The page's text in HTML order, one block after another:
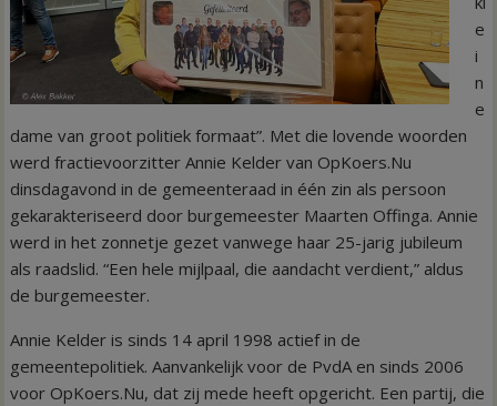
e
i
n
e
dame van groot politiek formaat”. Met die lovende woorden
werd fractievoorzitter Annie Kelder van OpKoers.Nu
dinsdagavond in de gemeenteraad in één zin als persoon
gekarakteriseerd door burgemeester Maarten Offinga. Annie
werd in het zonnetje gezet vanwege haar 25-jarig jubileum
als raadslid. “Een hele mijlpaal, die aandacht verdient,” aldus
de burgemeester.
Annie Kelder is sinds 14 april 1998 actief in de
gemeentepolitiek. Aanvankelijk voor de PvdA en sinds 2006
voor OpKoers.Nu, dat zij mede heeft opgericht. Een partij, die